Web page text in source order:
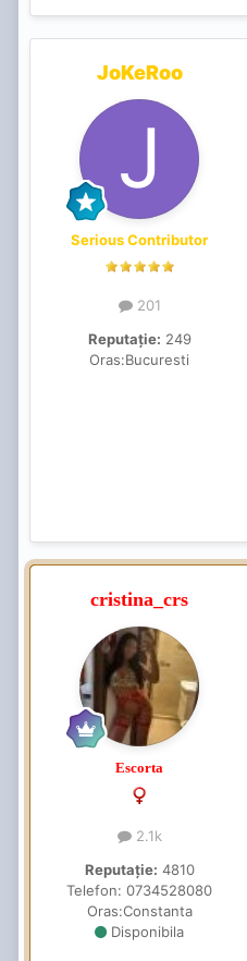
JoKeRoo
Serious Contributor
201
Reputație: 249
Oras:Bucuresti
cristina_crs
Escorta
2.1k
Reputație: 4810
Telefon: 0734528080
Oras:Constanta
Disponibila